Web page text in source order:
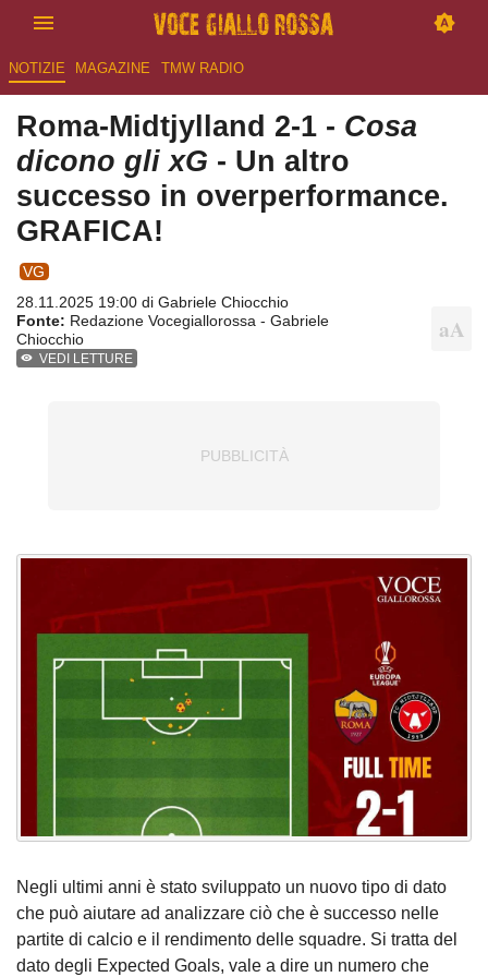
NOTIZIE MAGAZINE TMW RADIO
Roma-Midtjylland 2-1 - Cosa
dicono gli xG - Un altro
successo in overperformance.
GRAFICA!
VG
28.11.2025 19:00 di Gabriele Chiocchio
Fonte: Redazione Vocegiallorossa - Gabriele
Chiocchio
VEDI LETTURE
Negli ultimi anni è stato sviluppato un nuovo tipo di dato
che può aiutare ad analizzare ciò che è successo nelle
partite di calcio e il rendimento delle squadre. Si tratta del
dato degli Expected Goals, vale a dire un numero che